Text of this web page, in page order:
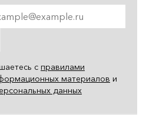
с правилами
материалов и
данных